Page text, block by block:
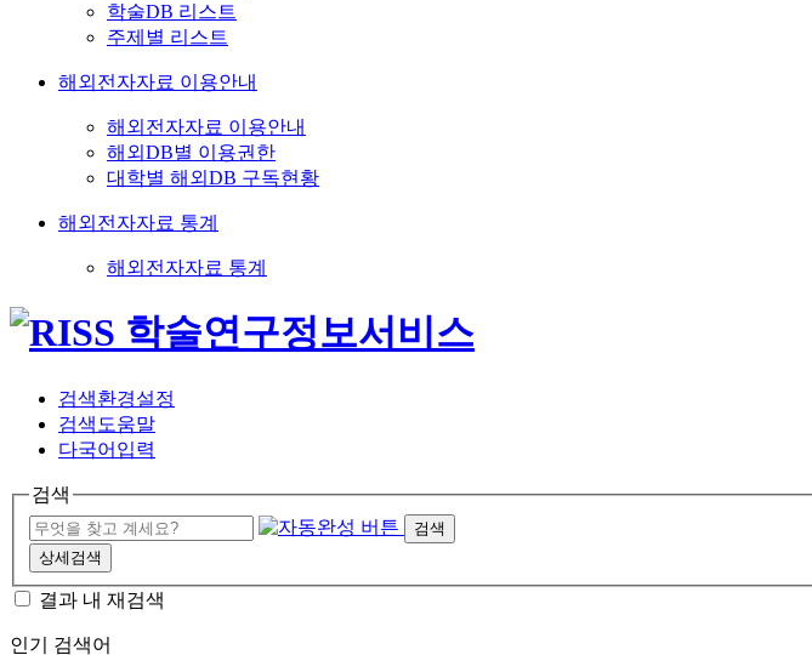
학술DB 리스트
주제별 리스트
해외전자자료 이용안내
해외전자자료 이용안내
해외DB별 이용권한
대학별 해외DB 구독현황
해외전자자료 통계
해외전자자료 통계
검색환경설정
검색도움말
다국어입력
검색
검색
상세검색
결과 내 재검색
인기 검색어